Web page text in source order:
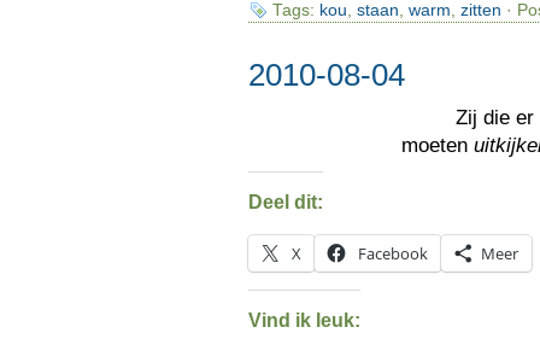
Tags: kou, staan, warm, zitten ·
2010-08-04
Zij die er
moeten
Deel dit:
X Facebook Meer
Vind ik leuk: